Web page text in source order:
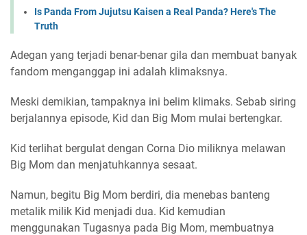
Is Panda From Jujutsu Kaisen a Real Panda? Here's The
Truth
Adegan yang terjadi benar-benar gila dan membuat banyak
fandom menganggap ini adalah klimaksnya.
Meski demikian, tampaknya ini belim klimaks. Sebab siring
berjalannya episode, Kid dan Big Mom mulai bertengkar.
Kid terlihat bergulat dengan Corna Dio miliknya melawan
Big Mom dan menjatuhkannya sesaat.
Namun, begitu Big Mom berdiri, dia menebas banteng
metalik milik Kid menjadi dua. Kid kemudian
menggunakan Tugasnya pada Big Mom, membuatnya